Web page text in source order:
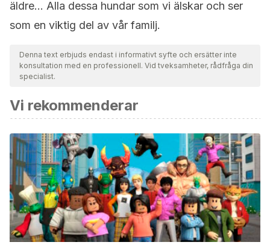
äldre… Alla dessa hundar som vi älskar och ser
som en viktig del av vår familj.
Denna text erbjuds endast i informativt syfte och ersätter inte
konsultation med en professionell. Vid tveksamheter, rådfråga din
specialist.
Vi rekommenderar